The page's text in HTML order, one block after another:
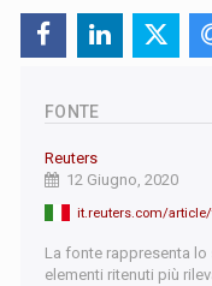
FONTE
Reuters
12 Giugno, 2020
La fonte rappresenta
elementi ritenuti più